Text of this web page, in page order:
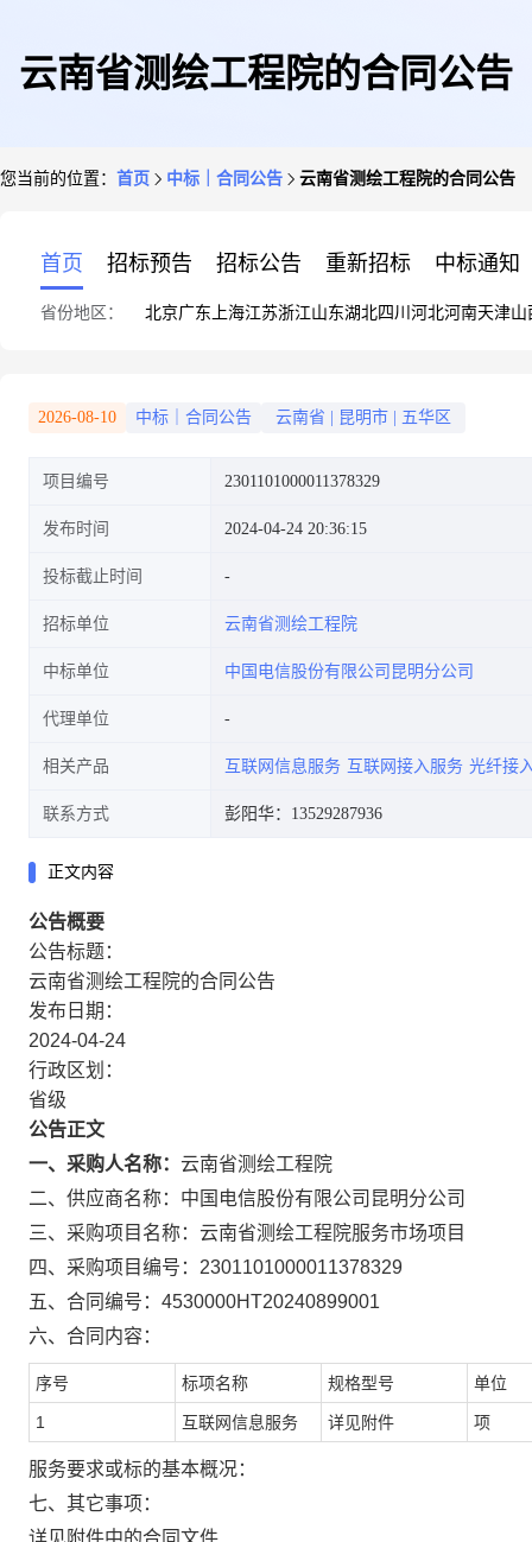
云南省测绘工程院的合同公告
您当前的位置： 首页 中标｜合同公告 云南省测绘工程院的合同公告
首页 招标预告 招标公告 重新招标 中标通知
省份地区： 北京广东 上海江苏浙江山东湖北四川 河北河南天津山
2026-08-10 中标｜合同公告 云南省 昆明市 五华区
项目编号 2301101000011378329
发布时间 2024-04-24 20:36:15
投标截止时间
招标单位 云南省测绘工程院
中标单位 中国电信股份有限公司昆明分公司
代理单位
相关产品 互联网信息服务 互联网接入服务 光纤接
联系方式 彭阳华：13529287936
正文内容
公告概要
公告标题：
云南省测绘工程院的合同公告
发布日期：
2024-04-24
行政区划：
省级
公告正文
一、采购人名称： 云南省测绘工程院
二、供应商名称： 中国电信股份有限公司昆明分公司
三、采购项目名称： 云南省测绘工程院服务市场项目
四、采购项目编号： 2301101000011378329
五、合同编号： 4530000HT20240899001
六、合同内容：
序号 标项名称 规格型号 单位
1 互联网信息服务 详见附件 项
服务要求或标的基本概况：
七、其它事项：
详见附件中的合同文件